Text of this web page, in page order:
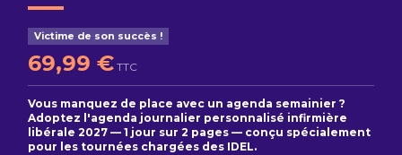
Victime de son succès !
69,99 € TTC
Vous manquez de place avec un agenda semainier ?
Adoptez l'agenda journalier personnalisé infirmière
libérale 2027 — 1 jour sur 2 pages — conçu spécialement
pour les tournées chargées des IDEL.